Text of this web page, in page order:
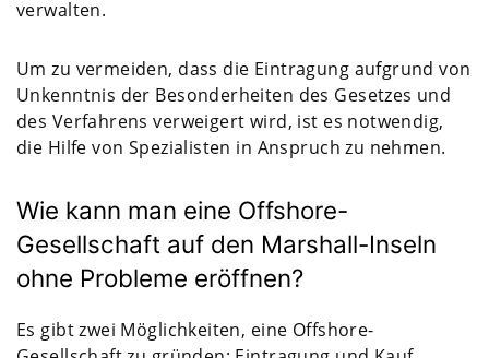
verwalten.
Um zu vermeiden, dass die Eintragung aufgrund von
Unkenntnis der Besonderheiten des Gesetzes und
des Verfahrens verweigert wird, ist es notwendig,
die Hilfe von Spezialisten in Anspruch zu nehmen.
Wie kann man eine Offshore-
Gesellschaft auf den Marshall-Inseln
ohne Probleme eröffnen?
Es gibt zwei Möglichkeiten, eine Offshore-